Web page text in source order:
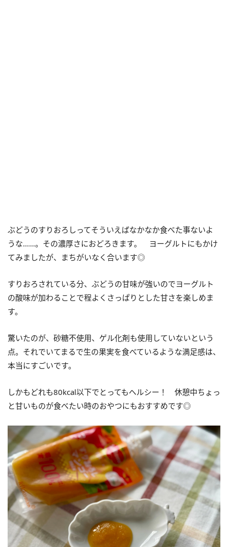
ぶどうのすりおろしってそういえばなかなか食べた事ないよ
うな……。その濃厚さにおどろきます。 ヨーグルトにもかけ
てみましたが、まちがいなく合います◎
すりおろされている分、ぶどうの甘味が強いのでヨーグルト
の酸味が加わることで程よくさっぱりとした甘さを楽しめま
す。
驚いたのが、砂糖不使用、ゲル化剤も使用していないという
点。それでいてまるで生の果実を食べているような満足感は、
本当にすごいです。
しかもどれも80kcal以下でとってもヘルシー！ 休憩中ちょっ
と甘いものが食べたい時のおやつにもおすすめです◎